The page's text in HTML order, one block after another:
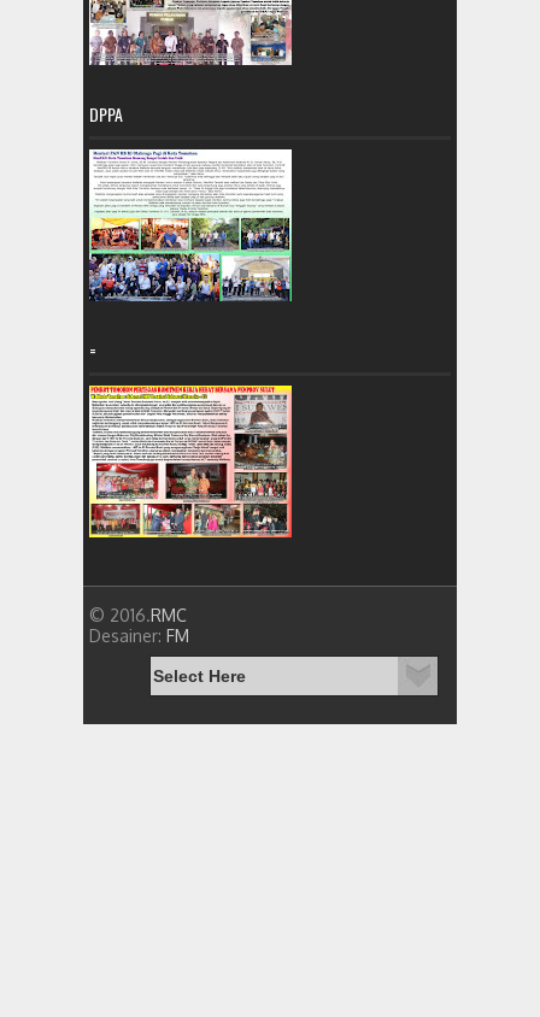
DPPA
=
© 2016.RMC
Desainer: FM